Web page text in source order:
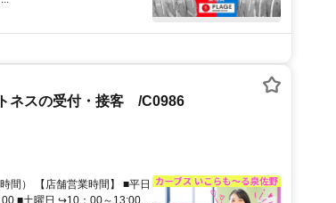
ネスの受付・接客 /C0986
間） 【店舗営業時間】 ■平日
■土曜日 ↪10：00～13:00...